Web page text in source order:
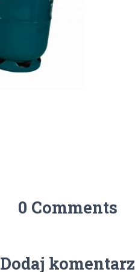
0 Comments
Dodaj komentarz